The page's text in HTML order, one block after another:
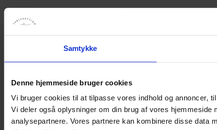
Samtykke
Denne hjemmeside bruger cookies
Vi bruger cookies til at tilpasse vores indhold og annoncer,
Vi deler også oplysninger om din brug af vores
analysepartnere. Vores partnere kan kombinere disse data